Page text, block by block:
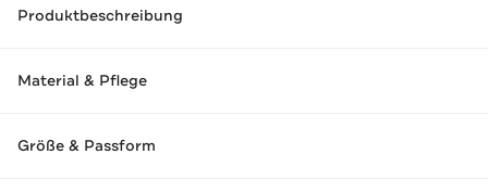
Produktbeschreibung
Material & Pflege
Größe & Passform